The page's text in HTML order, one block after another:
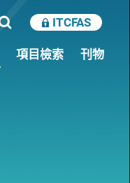
ITCFAS
項目檢索 刊物